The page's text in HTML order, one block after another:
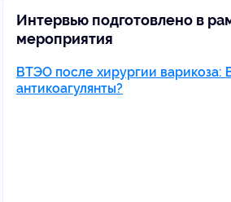
Интервью подготовлено в
мероприятия
ВТЭО после хирургии варикоза:
антикоагулянты?